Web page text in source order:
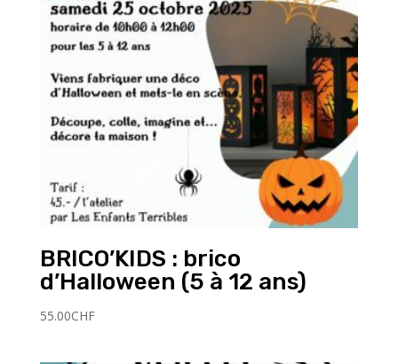
BRICO’KIDS : brico
d’Halloween (5 à 12 ans)
55.00CHF